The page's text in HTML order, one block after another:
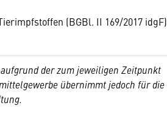
(BGBl. II 169/2017 idgF)
der zum jeweiligen Zeitpunkt
übernimmt jedoch für die